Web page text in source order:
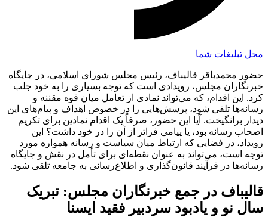
محل تبلیغات شما
حضور محمدباقر قالیباف، رئیس مجلس شورای اسلامی، در جایگاه
خبرنگاران مجلس، رویدادی است که توجه بسیاری را به خود جلب
کرد. این اقدام، که می‌تواند نمادی از تعامل میان قوه مقننه و
رسانه‌ها تلقی شود، پرسش‌هایی را در خصوص اهداف و پیام‌های این
دیدار برانگیخت. آیا این حضور، صرفاً یک اقدام نمادین برای تکریم
اصحاب رسانه بود، یا پیامی فراتر از آن را در خود داشت؟ این
رویداد، در فضایی که ارتباط میان سیاست و رسانه همواره مورد
توجه است، می‌تواند به عنوان نقطه‌ای برای تأمل در نقش و جایگاه
رسانه‌ها در فرآیند قانون‌گذاری و اطلاع‌رسانی به جامعه تلقی شود.
قالیباف در جمع خبرنگاران مجلس: تبریک
سال نو و یادبود سردبیر فقید ایسنا